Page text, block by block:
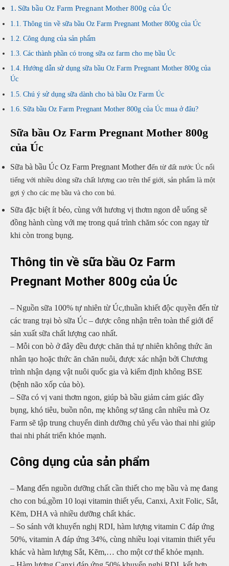
Sữa bầu Oz Farm Pregnant Mother 800g của Úc
Thông tin về sữa bầu Oz Farm Pregnant Mother 800g của Úc
Công dụng của sản phẩm
Các thành phần có trong sữa oz farm cho mẹ bầu Úc
Hướng dẫn sử dụng sữa bầu Oz Farm Pregnant Mother 800g của
Úc
Chú ý sử dụng sữa dành cho bà bầu Oz Farm Úc
Sữa bầu Oz Farm Pregnant Mother 800g của Úc mua ở đâu?
Sữa bầu Oz Farm Pregnant Mother 800g
của Úc
Sữa bà bầu Úc Oz Farm Pregnant Mother đến từ đất nước Úc nổi
tiếng với nhiều dòng sữa chất lượng cao trên thế giới, sản phẩm là một
gợi ý cho các mẹ bầu và cho con bú.
Sữa đặc biệt ít béo, cùng với hương vị thơm ngon dễ uống sẽ
đồng hành cùng với mẹ trong quá trình chăm sóc con ngay từ
khi còn trong bụng.
Thông tin về sữa bầu Oz Farm
Pregnant Mother 800g của Úc
– Nguồn sữa 100% tự nhiên từ Úc,thuần khiết độc quyền đến từ
các trang trại bò sữa Úc – được công nhận trên toàn thế giới để
sản xuất sữa chất lượng cao nhất.
– Mỗi con bò ở đây đều được chăn thả tự nhiên không thức ăn
nhân tạo hoặc thức ăn chăn nuôi, được xác nhận bởi Chương
trình nhận dạng vật nuôi quốc gia và kiểm định không BSE
(bệnh não xốp của bò).
– Sữa có vị vani thơm ngon, giúp bà bầu giảm cảm giác đầy
bụng, khó tiêu, buồn nôn, mẹ không sợ tăng cân nhiều mà Oz
Farm sẽ tập trung chuyển dinh dưỡng chủ yếu vào thai nhi giúp
thai nhi phát triển khỏe mạnh.
Công dụng của sản phẩm
– Mang đến nguồn dưỡng chất cần thiết cho mẹ bầu và mẹ đang
cho con bú,gồm 10 loại vitamin thiết yếu, Canxi, Axit Folic, Sắt,
Kẽm, DHA và nhiều dưỡng chất khác.
– So sánh với khuyến nghị RDI, hàm lượng vitamin C đáp ứng
50%, vitamin A đáp ứng 34%, cùng nhiều loại vitamin thiết yếu
khác và hàm lượng Sắt, Kẽm,… cho một cơ thể khỏe mạnh.